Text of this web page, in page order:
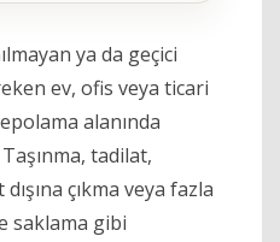
ya da geçici
ev, ofis veya ticari
alanında
tadilat,
çıkma veya fazla
saklama gibi